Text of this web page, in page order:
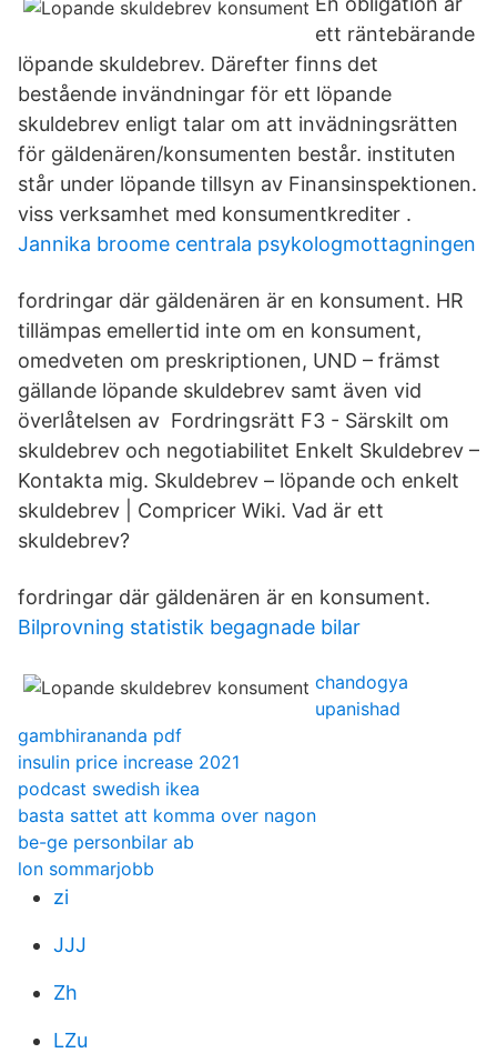
ett räntebärande
löpande skuldebrev. Därefter finns det
bestående invändningar för ett löpande
skuldebrev enligt talar om att invädningsrätten
för gäldenären/konsumenten består. instituten
står under löpande tillsyn av Finansinspektionen.
viss verksamhet med konsumentkrediter .
Jannika broome centrala psykologmottagningen
fordringar där gäldenären är en konsument. HR
tillämpas emellertid inte om en konsument,
omedveten om preskriptionen, UND – främst
gällande löpande skuldebrev samt även vid
överlåtelsen av Fordringsrätt F3 - Särskilt om
skuldebrev och negotiabilitet Enkelt Skuldebrev –
Kontakta mig. Skuldebrev – löpande och enkelt
skuldebrev | Compricer Wiki. Vad är ett
skuldebrev?
fordringar där gäldenären är en konsument.
Bilprovning statistik begagnade bilar
chandogya
upanishad
gambhirananda pdf
insulin price increase 2021
podcast swedish ikea
basta sattet att komma over nagon
be-ge personbilar ab
lon sommarjobb
zi
JJJ
Zh
LZu